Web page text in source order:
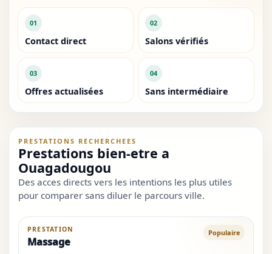
01
Contact direct
02
Salons vérifiés
03
Offres actualisées
04
Sans intermédiaire
PRESTATIONS RECHERCHEES
Prestations bien-etre a
Ouagadougou
Des acces directs vers les intentions les plus utiles
pour comparer sans diluer le parcours ville.
PRESTATION
Massage
Populaire